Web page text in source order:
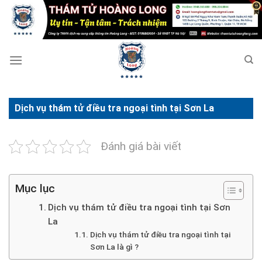
qua
Dịch vụ thám tử điều tra ngoại tình tại Sơn La
Đánh giá bài viết
Mục lục
Dịch vụ thám tử điều tra ngoại tình tại Sơn
La
Dịch vụ thám tử điều tra ngoại tình tại
Sơn La là gì ?